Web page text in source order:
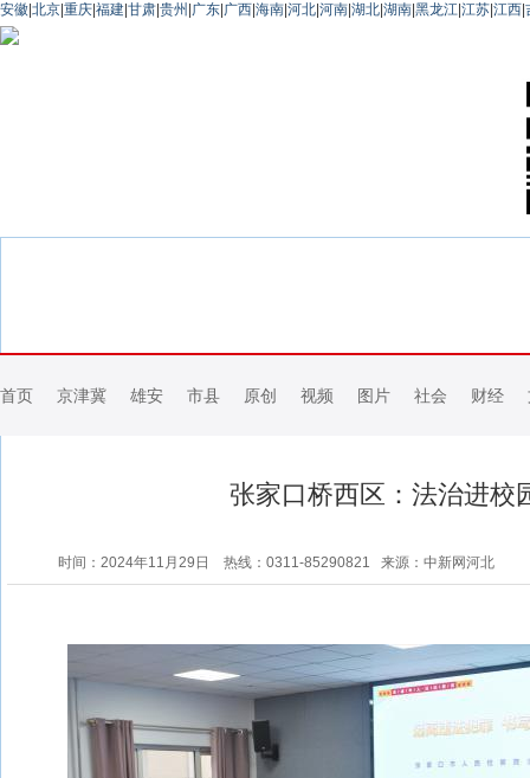
安徽 北京 重庆 福建 甘肃 贵州 广东 广西 海南 河北 河南 湖北 湖南 黑龙江 江苏 江西
首页 京津冀 雄安 市县 原创 视频 图片 社会 财经
张家口桥西区：法治进校
时间：2024年11月29日 热线：0311-85290821 来源：中新网河北